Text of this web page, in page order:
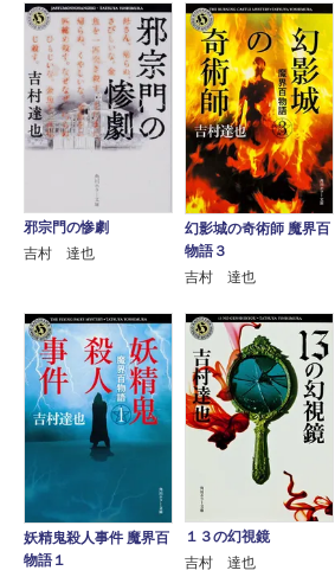
邪宗門の惨劇
吉村 達也
幻影城の奇術師 魔界百
物語３
吉村 達也
妖精鬼殺人事件 魔界百
物語１
１３の幻視鏡
吉村 達也